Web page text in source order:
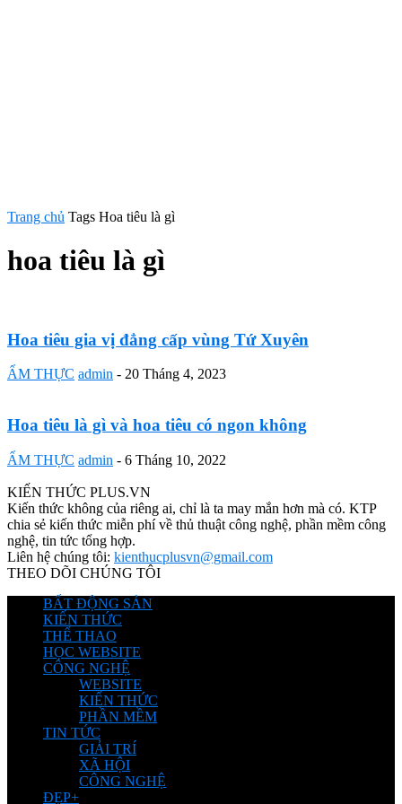
Trang chủ Tags Hoa tiêu là gì
hoa tiêu là gì
Hoa tiêu gia vị đẳng cấp vùng Tứ Xuyên
ẨM THỰC admin - 20 Tháng 4, 2023
Hoa tiêu là gì và hoa tiêu có ngon không
ẨM THỰC admin - 6 Tháng 10, 2022
KIẾN THỨC PLUS.VN
Kiến thức không của riêng ai, chỉ là ta may mắn hơn mà có. KTP
chia sẻ kiến thức miễn phí về thủ thuật công nghệ, phần mềm công
nghệ, tin tức tổng hợp.
Liên hệ chúng tôi: kienthucplusvn@gmail.com
THEO DÕI CHÚNG TÔI
BẤT ĐỘNG SẢN
KIẾN THỨC
THỂ THAO
HỌC WEBSITE
CÔNG NGHỆ
WEBSITE
KIẾN THỨC
PHẦN MỀM
TIN TỨC
GIẢI TRÍ
XÃ HỘI
CÔNG NGHỆ
ĐẸP+